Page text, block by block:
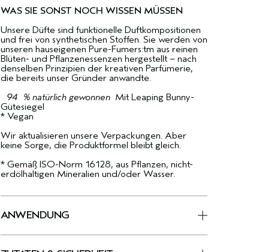
WAS SIE SONST NOCH WISSEN MÜSSEN
Unsere Düfte sind funktionelle Duftkompositionen
und frei von synthetischen Stoffen. Sie werden von
unseren hauseigenen Pure-Fumers:tm aus reinen
Blüten- und Pflanzenessenzen hergestellt – nach
denselben Prinzipien der kreativen Parfümerie,
die bereits unser Gründer anwandte.
94 % natürlich gewonnen Mit Leaping Bunny-
Gütesiegel
* Vegan
Wir aktualisieren unsere Verpackungen. Aber
keine Sorge, die Produktformel bleibt gleich.
* Gemäß ISO-Norm 16128, aus Pflanzen, nicht-
erdölhaltigen Mineralien und/oder Wasser.
ANWENDUNG